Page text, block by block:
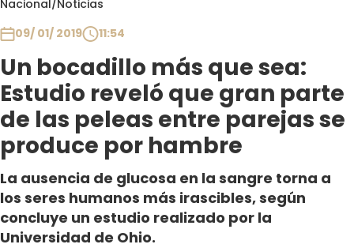
Nacional/Noticias
09/ 01/ 2019
11:54
Un bocadillo más que sea:
Estudio reveló que gran parte
de las peleas entre parejas se
produce por hambre
La ausencia de glucosa en la sangre torna a
los seres humanos más irascibles, según
concluye un estudio realizado por la
Universidad de Ohio.
Club De La Comedia
Contigo en Directo
Plan Perfecto
El Tiempo
Sabingo
Todos Los Programas